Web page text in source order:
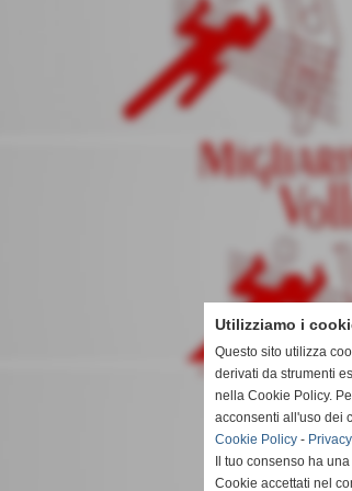
Utilizziamo i
Questo sito utilizza
derivati da strumenti
nella Cookie Policy.
acconsenti all'uso dei
Cookie Policy -
Il tuo consenso ha
Cookie accettati nel